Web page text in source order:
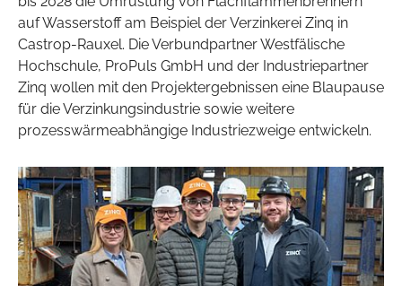
auf Wasserstoff am Beispiel der Verzinkerei Zinq in
Castrop-Rauxel. Die Verbundpartner Westfälische
Hochschule, ProPuls GmbH und der Industriepartner
Zinq wollen mit den Projektergebnissen eine Blaupause
für die Verzinkungsindustrie sowie weitere
prozesswärmeabhängige Industriezweige entwickeln.